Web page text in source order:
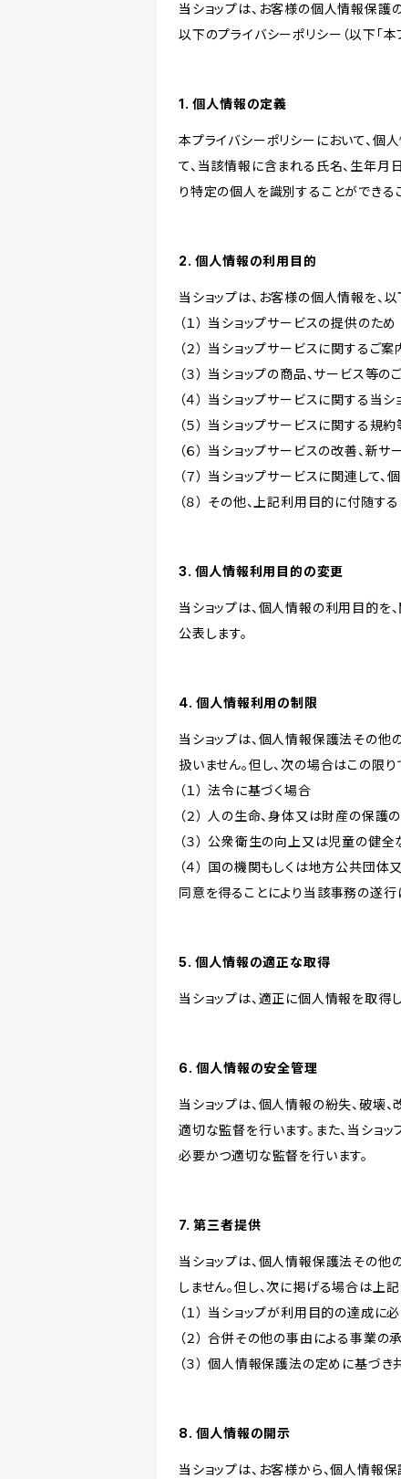
当ショップは、お客様の個人情報保護
以下のプライバシーポリシー（以下「
1. 個人情報の定義
本プライバシーポリシーにおいて、個
て、当該情報に含まれる氏名、生年月
り特定の個人を識別することができる
2. 個人情報の利用目的
当ショップは、お客様の個人情報を、
（１） 当ショップサービスの提供のため
（２） 当ショップサービスに関するご
（３） 当ショップの商品、サービス等の
（４） 当ショップサービスに関する当
（５） 当ショップサービスに関する規
（６） 当ショップサービスの改善、新
（７） 当ショップサービスに関連し
（８） その他、上記利用目的に付随す
3. 個人情報利用目的の変更
当ショップは、個人情報の利用目的
公表します。
4. 個人情報利用の制限
当ショップは、個人情報保護法その
扱いません。但し、次の場合はこの限り
（１） 法令に基づく場合
（２） 人の生命、身体又は財産の保
（３） 公衆衛生の向上又は児童の健
（４） 国の機関もしくは地方公共団
同意を得ることにより当該事務の遂
5. 個人情報の適正な取得
当ショップは、適正に個人情報を取得
6. 個人情報の安全管理
当ショップは、個人情報の紛失、破壊
適切な監督を行います。また、当ショ
必要かつ適切な監督を行います。
7. 第三者提供
当ショップは、個人情報保護法その
しません。但し、次に掲げる場合は上
（１） 当ショップが利用目的の達成
（２） 合併その他の事由による事業
（３） 個人情報保護法の定めに基づ
8. 個人情報の開示
当ショップは、お客様から、個人情報